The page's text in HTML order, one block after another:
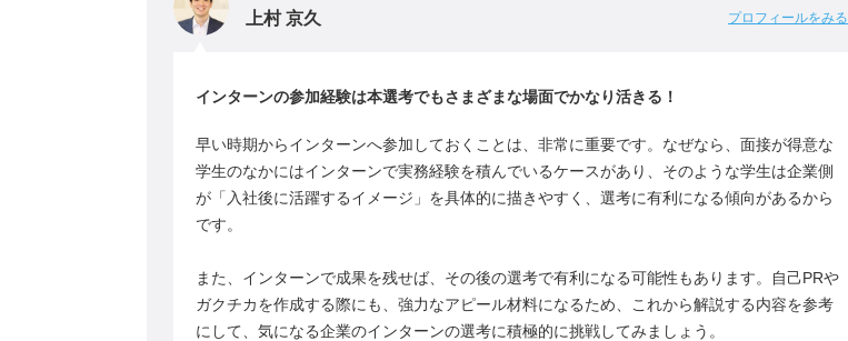
上村 京久 プロフィールをみる
インターンの参加経験は本選考でもさまざまな場面でかなり活きる！
早い時期からインターンへ参加しておくことは、非常に重要です。なぜなら、面接が得意な
学生のなかにはインターンで実務経験を積んでいるケースがあり、そのような学生は企業側
が「入社後に活躍するイメージ」を具体的に描きやすく、選考に有利になる傾向があるから
です。
また、インターンで成果を残せば、その後の選考で有利になる可能性もあります。自己PRや
ガクチカを作成する際にも、強力なアピール材料になるため、これから解説する内容を参考
にして、気になる企業のインターンの選考に積極的に挑戦してみましょう。